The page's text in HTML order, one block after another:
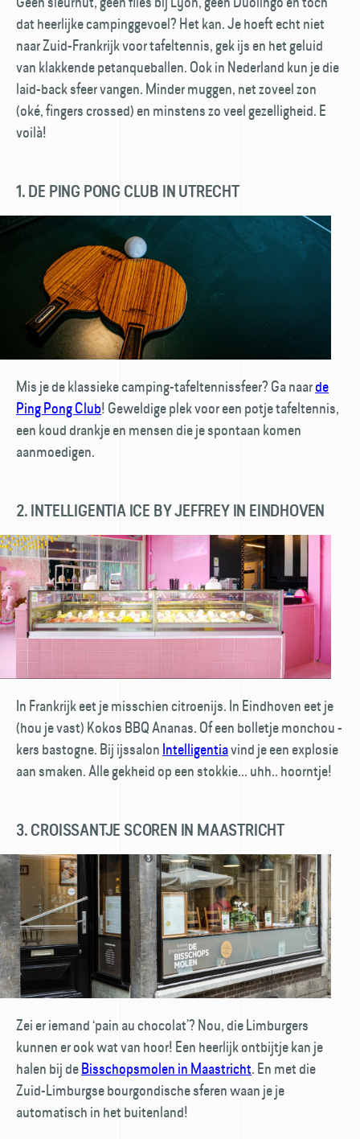
dat heerlijke campinggevoel? Het kan. Je hoeft echt niet
naar Zuid-Frankrijk voor tafeltennis, gek ijs en het geluid
van klakkende petanqueballen. Ook in Nederland kun je die
laid-back sfeer vangen. Minder muggen, net zoveel zon
(oké, fingers crossed) en minstens zo veel gezelligheid. E
voilà!
1. DE PING PONG CLUB IN UTRECHT
Mis je de klassieke camping-tafeltennissfeer? Ga naarde
Ping Pong Club! Geweldige plek voor een potje tafeltennis,
een koud drankje en mensen die je spontaan komen
aanmoedigen.
2. INTELLIGENTIA ICE BY JEFFREY IN EINDHOVEN
In Frankrijk eet je misschien citroenijs. In Eindhoven eet je
(hou je vast) Kokos BBQ Ananas. Of een bolletje monchou -
kers bastogne. Bij ijssalon Intelligentiavind je een explosie
aan smaken. Alle gekheid op een stokkie... uhh.. hoorntje!
3. CROISSANTJE SCOREN IN MAASTRICHT
Zei er iemand ‘pain au chocolat’? Nou, die Limburgers
kunnen er ook wat van hoor! Een heerlijk ontbijtje kan je
halen bij deBisschopsmolen in Maastricht. En met die
Zuid-Limburgse bourgondische sferen waan je je
automatisch in het buitenland!